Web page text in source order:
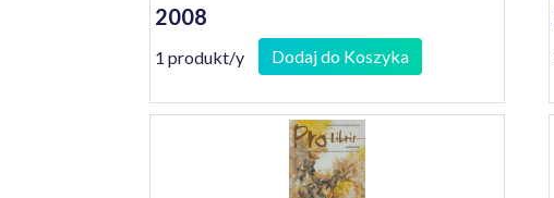
2008
1 produkt/y Dodaj do Koszyka